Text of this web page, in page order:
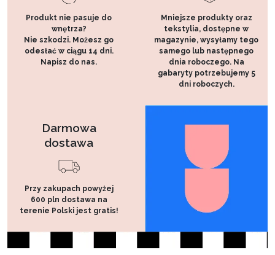
Produkt nie pasuje do
wnętrza?
Nie szkodzi. Możesz go
odesłać w ciągu 14 dni.
Napisz do nas.
Mniejsze produkty oraz
tekstylia, dostępne w
magazynie, wysyłamy tego
samego lub następnego
dnia roboczego. Na
gabaryty potrzebujemy 5
dni roboczych.
Darmowa
dostawa
Przy zakupach powyżej
600 pln dostawa na
terenie Polski jest gratis!